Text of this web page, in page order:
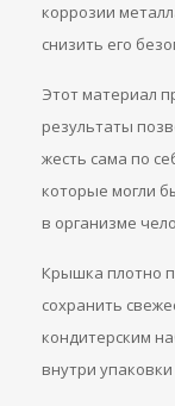
коррозии
снизить его
Этот материал
результаты
жесть сама по
которые могли
в организме
Крышка плотно
сохранить
кондитерским
внутри